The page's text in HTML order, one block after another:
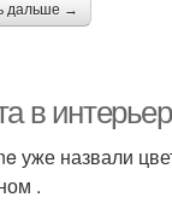
дальше →
в
уже назвали
.